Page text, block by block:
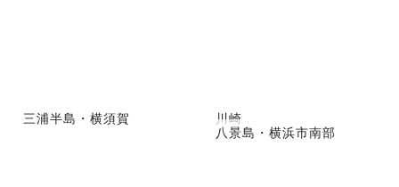
三浦半島・横須賀
川崎
八景島・横浜市南部